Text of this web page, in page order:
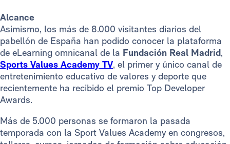
Alcance
Asimismo, los más de 8.000 visitantes diarios del
pabellón de España han podido conocer la plataforma
de eLearning omnicanal de la Fundación Real Madrid,
Sports Values Academy TV, el primer y único canal de
entretenimiento educativo de valores y deporte que
recientemente ha recibido el premio Top Developer
Awards.
Más de 5.000 personas se formaron la pasada
temporada con la Sport Values Academy en congresos,